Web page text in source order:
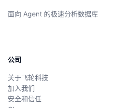
面向 Agent 的极速分析数据库
公司
关于飞轮科技
加入我们
安全和信任